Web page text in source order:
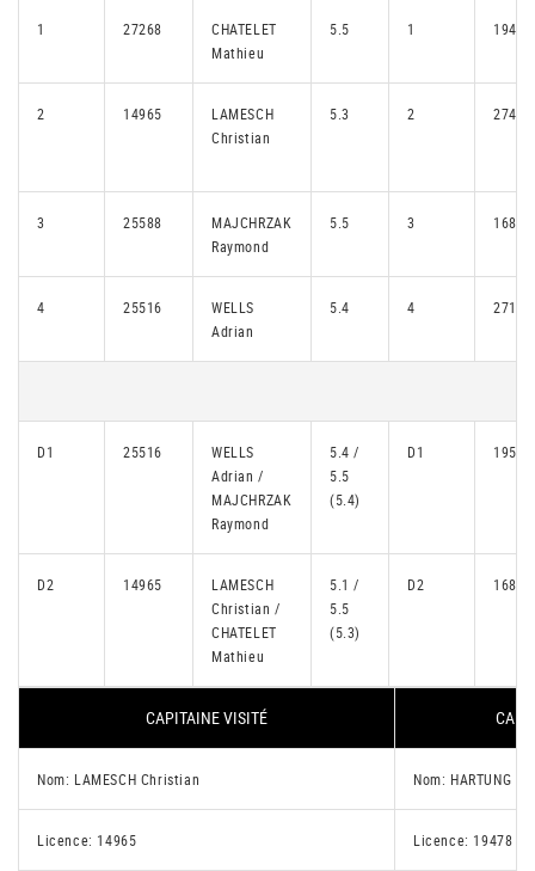
1 27268
CHATELET
Mathieu
5.5 1 19478
2 14965
LAMESCH
Christian
5.3 2 27478
3 25588
MAJCHRZAK
Raymond
5.5 3 16835
4 25516
WELLS
Adrian
5.4 4 27118
D1 25516
WELLS
Adrian /
MAJCHRZAK
Raymond
5.4 /
5.5
(5.4)
D1 19569
D2 14965
LAMESCH
Christian /
CHATELET
Mathieu
5.1 /
5.5
(5.3)
D2 16835
CAPITAINE VISITÉ
Nom: LAMESCH Christian Nom: HARTUNG
Licence: 14965 Licence: 19478